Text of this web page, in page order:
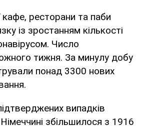
кафе, ресторани та паби
із зростанням кількості
Число
тижня. За минулу добу
понад 3300 нових
випадків
збільшилося з 1916